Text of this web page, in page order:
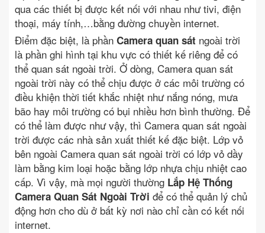
qua các thiết bị được kết nối với nhau như tivi, điện
thoại, máy tính,…bằng đường chuyền internet.
Điểm đặc biệt, là phần Camera quan sát ngoài trời
là phần ghi hình tại khu vực có thiết kế riêng để có
thể quan sát ngoài trời. Ở dòng, Camera quan sát
ngoài trời này có thể chịu được ở các môi trường có
điều khiện thời tiết khắc nhiệt như nắng nóng, mưa
bão hay môi trường có bụi nhiều hơn bình thường. Để
có thể làm được như vậy, thì Camera quan sát ngoài
trời được các nhà sản xuất thiết kế đặc biệt. Lớp vỏ
bên ngoài Camera quan sát ngoài trời có lớp vỏ dầy
làm bằng kim loại hoặc bằng lớp nhựa chịu nhiệt cao
cấp. Vì vậy, mà mọi người thường Lắp Hệ Thống
Camera Quan Sát Ngoài Trời để có thể quản lý chủ
động hơn cho dù ở bất kỳ nơi nào chỉ cần có kết nối
internet.